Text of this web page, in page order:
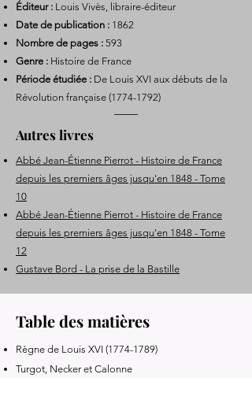
Éditeur : Louis Vivès, libraire-éditeur
Date de publication : 1862
Nombre de pages : 593
Genre : Histoire de France
Période étudiée : De Louis XVI aux débuts de la
Révolution française (1774-1792)
Autres livres
Abbé Jean-Étienne Pierrot - Histoire de France
depuis les premiers âges jusqu'en 1848 - Tome
10
Abbé Jean-Étienne Pierrot - Histoire de France
depuis les premiers âges jusqu'en 1848 - Tome
12
Gustave Bord - La prise de la Bastille
Table des matières
Règne de Louis XVI (1774-1789)
Turgot, Necker et Calonne